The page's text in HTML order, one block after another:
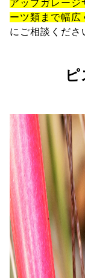
アップガレー
ーツ類まで幅広
にご相談くださ